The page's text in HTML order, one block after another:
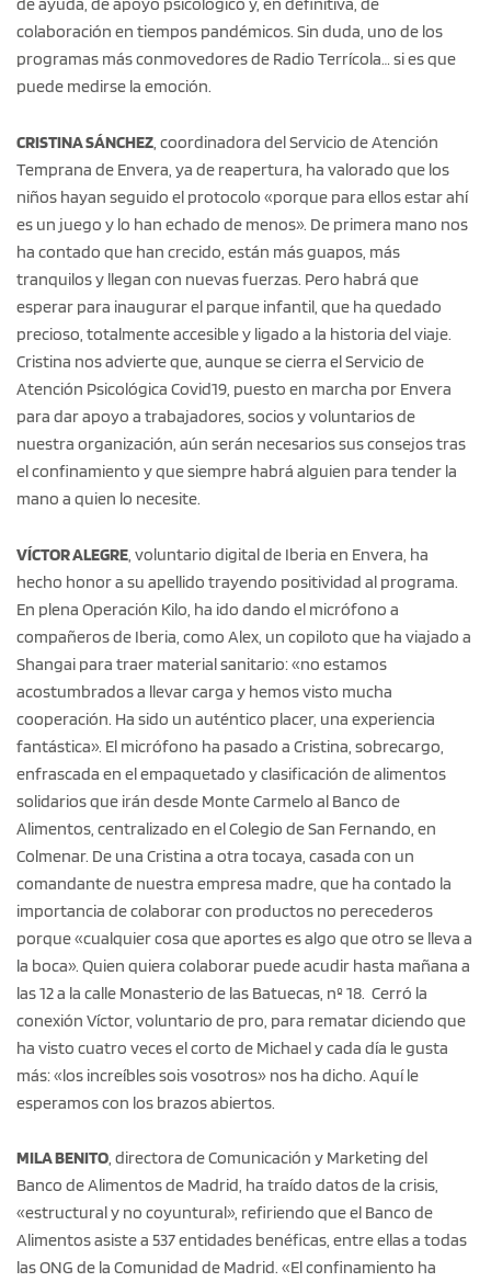
colaboración en tiempos pandémicos. Sin duda, uno de los
programas más conmovedores de Radio Terrícola… si es que
puede medirse la emoción.
CRISTINA SÁNCHEZ , coordinadora del Servicio de Atención
Temprana de Envera, ya de reapertura, ha valorado que los
niños hayan seguido el protocolo «porque para ellos estar ahí
es un juego y lo han echado de menos». De primera mano nos
ha contado que han crecido, están más guapos, más
tranquilos y llegan con nuevas fuerzas. Pero habrá que
esperar para inaugurar el parque infantil, que ha quedado
precioso, totalmente accesible y ligado a la historia del viaje.
Cristina nos advierte que, aunque se cierra el Servicio de
Atención Psicológica Covid19, puesto en marcha por Envera
para dar apoyo a trabajadores, socios y voluntarios de
nuestra organización, aún serán necesarios sus consejos tras
el confinamiento y que siempre habrá alguien para tender la
mano a quien lo necesite.
VÍCTOR ALEGRE , voluntario digital de Iberia en Envera, ha
hecho honor a su apellido trayendo positividad al programa.
En plena Operación Kilo, ha ido dando el micrófono a
compañeros de Iberia, como Alex, un copiloto que ha viajado a
Shangai para traer material sanitario: «no estamos
acostumbrados a llevar carga y hemos visto mucha
cooperación. Ha sido un auténtico placer, una experiencia
fantástica». El micrófono ha pasado a Cristina, sobrecargo,
enfrascada en el empaquetado y clasificación de alimentos
solidarios que irán desde Monte Carmelo al Banco de
Alimentos, centralizado en el Colegio de San Fernando, en
Colmenar. De una Cristina a otra tocaya, casada con un
comandante de nuestra empresa madre, que ha contado la
importancia de colaborar con productos no perecederos
porque «cualquier cosa que aportes es algo que otro se lleva a
la boca». Quien quiera colaborar puede acudir hasta mañana a
las 12 a la calle Monasterio de las Batuecas, nº 18. Cerró la
conexión Víctor, voluntario de pro, para rematar diciendo que
ha visto cuatro veces el corto de Michael y cada día le gusta
más: «los increíbles sois vosotros» nos ha dicho. Aquí le
esperamos con los brazos abiertos.
MILA BENITO, directora de Comunicación y Marketing del
Banco de Alimentos de Madrid, ha traído datos de la crisis,
«estructural y no coyuntural», refiriendo que el Banco de
Alimentos asiste a 537 entidades benéficas, entre ellas a todas
las ONG de la Comunidad de Madrid. «El confinamiento ha